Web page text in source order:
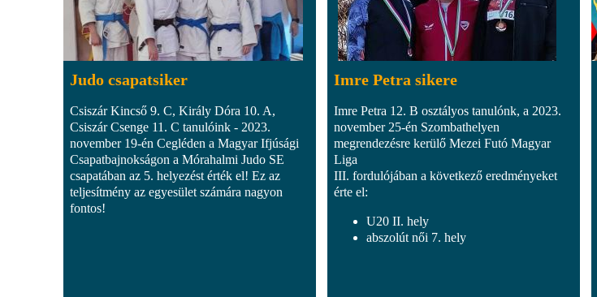
Judo csapatsiker
Csiszár Kincső 9. C, Király Dóra 10. A,
Csiszár Csenge 11. C tanulóink - 2023.
november 19-én Cegléden a Magyar Ifjúsági
Csapatbajnokságon a Mórahalmi Judo SE
csapatában az 5. helyezést érték el! Ez az
teljesítmény az egyesület számára nagyon
fontos!
Imre Petra sikere
Imre Petra 12. B osztályos tanulónk, a 2023.
november 25-én Szombathelyen
megrendezésre kerülő Mezei Futó Magyar
Liga
III. fordulójában a következő eredményeket
érte el:
U20 II. hely
abszolút női 7. hely